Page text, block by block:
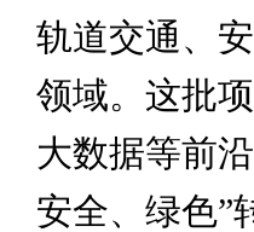
轨道交通、
领域。这批
大数据等前
安全、绿色”